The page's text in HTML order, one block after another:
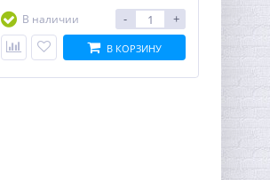
В наличии
- +
В КОРЗИНУ